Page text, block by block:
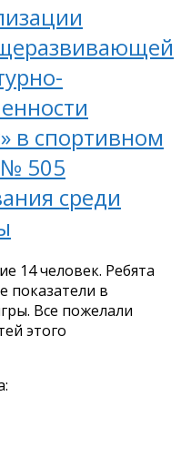
в спортивном
505
среди
14 человек. Ребята
показатели в
Все пожелали
этого